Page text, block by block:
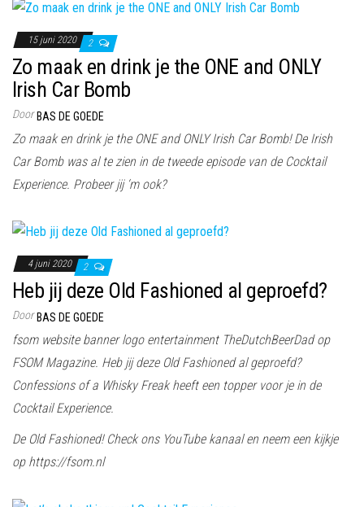
15 juni 2020 2
Zo maak en drink je the ONE and ONLY
Irish Car Bomb
Door BAS DE GOEDE
Zo maak en drink je the ONE and ONLY Irish Car Bomb! De Irish
Car Bomb was al te zien in de tweede episode van de Cocktail
Experience. Probeer jij ‘m ook?
4 juni 2020 2
Heb jij deze Old Fashioned al geproefd?
Door BAS DE GOEDE
fsom website banner logo entertainment TheDutchBeerDad op
FSOM Magazine. Heb jij deze Old Fashioned al geproefd?
Confessions of a Whisky Freak heeft een topper voor je in de
Cocktail Experience.
De Old Fashioned! Check ons YouTube kanaal en neem een kijkje
op https://fsom.nl